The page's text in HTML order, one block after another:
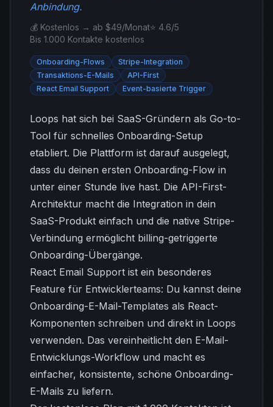
Anbindung.
💰 Kostenlos → ab $49/Monat⭐ 4.6/5
Bis 1.000 Kontakte kostenlos
Onboarding-Flows
Stripe-Integration
Transaktions-E-Mails
API-First
React Email Support
Event-basierte Trigger
Loops hat sich bei SaaS-Gründern als Go-to-
Tool für schnelles Onboarding-Setup
etabliert. Die Plattform ist darauf ausgelegt,
dass du deinen ersten Onboarding-Flow in
unter einer Stunde live hast. Die API-First-
Architektur macht die Integration in dein
SaaS-Produkt einfach und die native Stripe-
Verbindung ermöglicht billing-getriggerte
Onboarding-Übergänge.
React Email Support ist ein besonderes
Feature für Entwicklerteams: Du kannst deine
Onboarding-E-Mail-Templates als React-
Komponenten schreiben und direkt in Loops
verwenden. Das vereinheitlicht den E-Mail-
Entwicklungs-Workflow und macht es
einfacher, konsistente, schöne Onboarding-
E-Mails zu liefern.